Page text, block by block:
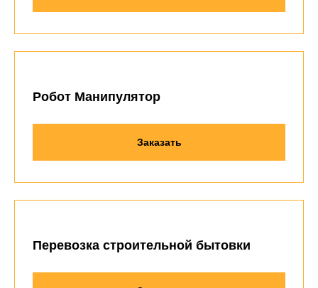
Робот Манипулятор
Заказать
Перевозка строительной бытовки